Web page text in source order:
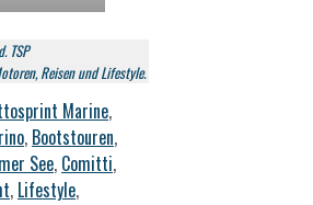
TSP
Reisen und Lifestyle.
Marine,
, Bootstouren,
See, Comitti,
, Lifestyle,